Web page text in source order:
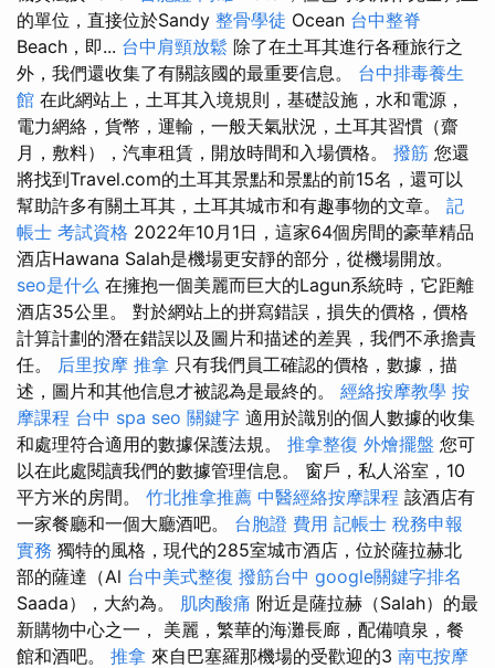
的單位，直接位於Sandy 整骨學徒 Ocean 台中整脊
Beach，即... 台中肩頸放鬆 除了在土耳其進行各種旅行之
外，我們還收集了有關該國的最重要信息。 台中排毒養生
館 在此網站上，土耳其入境規則，基礎設施，水和電源，
電力網絡，貨幣，運輸，一般天氣狀況，土耳其習慣（齋
月，敷料），汽車租賃，開放時間和入場價格。 撥筋 您還
將找到Travel.com的土耳其景點和景點的前15名，還可以
幫助許多有關土耳其，土耳其城市和有趣事物的文章。 記
帳士 考試資格 2022年10月1日，這家64個房間的豪華精品
酒店Hawana Salah是機場更安靜的部分，從機場開放。
seo是什么 在擁抱一個美麗而巨大的Lagun系統時，它距離
酒店35公里。 對於網站上的拼寫錯誤，損失的價格，價格
計算計劃的潛在錯誤以及圖片和描述的差異，我們不承擔責
任。 后里按摩 推拿 只有我們員工確認的價格，數據，描
述，圖片和其他信息才被認為是最終的。 經絡按摩教學 按
摩課程 台中 spa seo 關鍵字 適用於識別的個人數據的收集
和處理符合適用的數據保護法規。 推拿整復 外燴擺盤 您可
以在此處閱讀我們的數據管理信息。 窗戶，私人浴室，10
平方米的房間。 竹北推拿推薦 中醫經絡按摩課程 該酒店有
一家餐廳和一個大廳酒吧。 台胞證 費用 記帳士 稅務申報
實務 獨特的風格，現代的285室城市酒店，位於薩拉赫北
部的薩達（Al 台中美式整復 撥筋台中 google關鍵字排名
Saada），大約為。 肌肉酸痛 附近是薩拉赫（Salah）的最
新購物中心之一， 美麗，繁華的海灘長廊，配備噴泉，餐
館和酒吧。 推拿 來自巴塞羅那機場的受歡迎的3 南屯按摩